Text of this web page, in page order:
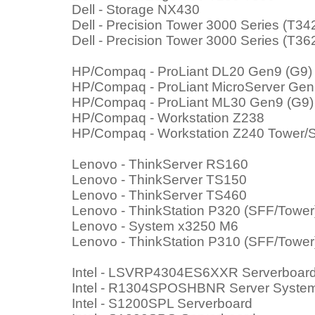
Dell - Storage NX430
Dell - Precision Tower 3000 Series
Dell - Precision Tower 3000 Series
HP/Compaq - ProLiant DL20 Gen9 (G9)
HP/Compaq - ProLiant MicroServer
HP/Compaq - ProLiant ML30 Gen9 (G9)
HP/Compaq - Workstation Z238
HP/Compaq - Workstation Z240 Tower/
Lenovo - ThinkServer RS160
Lenovo - ThinkServer TS150
Lenovo - ThinkServer TS460
Lenovo - ThinkStation P320 (SFF/
Lenovo - System x3250 M6
Lenovo - ThinkStation P310 (SFF/
Intel - LSVRP4304ES6XXR
Intel - R1304SPOSHBNR Server
Intel - S1200SPL Serverboard